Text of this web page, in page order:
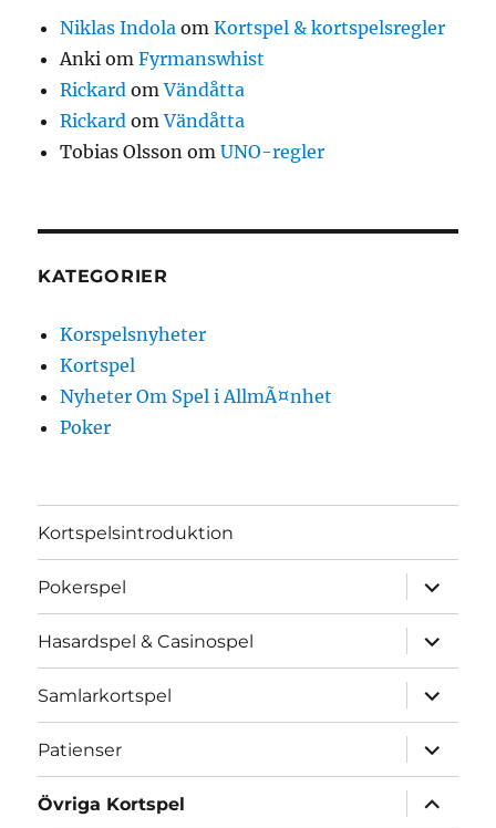
Niklas Indola omKortspel & kortspelsregler
Anki omFyrmanswhist
Rickard omVändåtta
Rickard omVändåtta
Tobias Olsson omUNO-regler
KATEGORIER
Korspelsnyheter
Kortspel
Nyheter Om Spel i AllmÃ¤nhet
Poker
Kortspelsintroduktion
Pokerspel
Hasardspel & Casinospel
Samlarkortspel
Patienser
Övriga Kortspel